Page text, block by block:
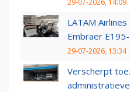
29-07-2026, 14:09
LATAM
Embraer
29-07-2026, 13:34
Verscherpt